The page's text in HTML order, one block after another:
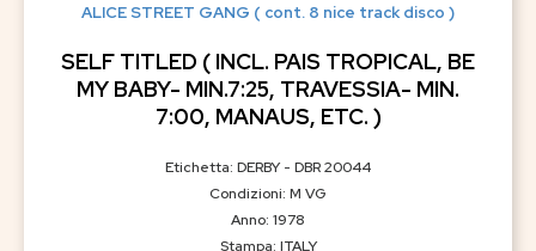
ALICE STREET GANG ( cont. 8 nice track disco )
SELF TITLED ( INCL. PAIS TROPICAL, BE
MY BABY- MIN.7:25, TRAVESSIA- MIN.
7:00, MANAUS, ETC. )
Etichetta: DERBY - DBR 20044
Condizioni: M VG
Anno: 1978
Stampa: ITALY